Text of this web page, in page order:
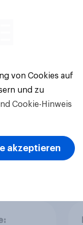
von Cookies auf
und zu
Cookie-Hinweis
akzeptieren